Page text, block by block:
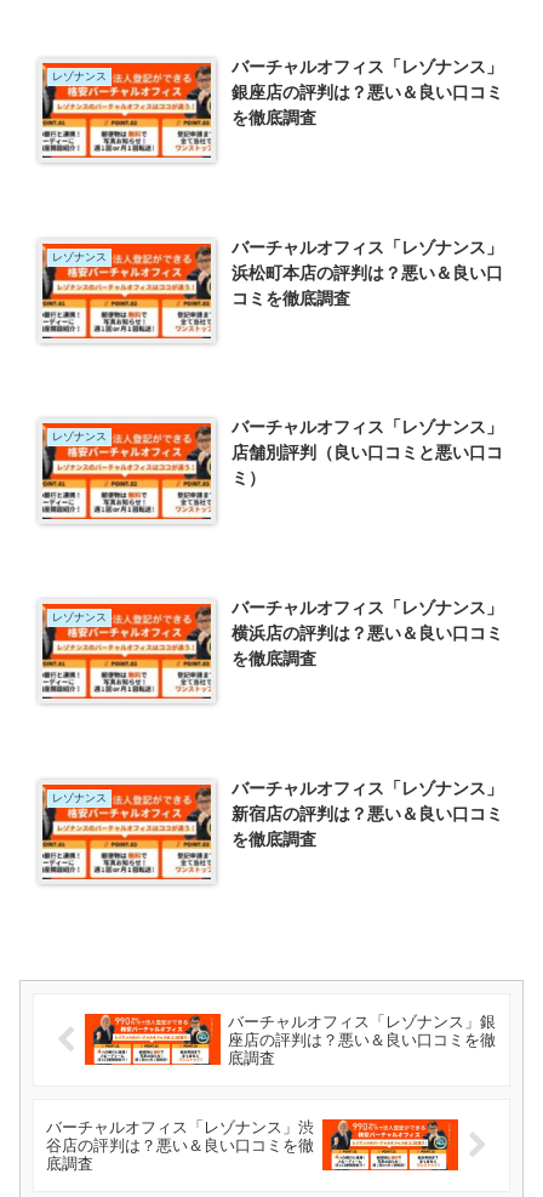
レゾナンス
バーチャルオフィス「レゾナンス」
銀座店の評判は？悪い＆良い口コミ
を徹底調査
レゾナンス
バーチャルオフィス「レゾナンス」
浜松町本店の評判は？悪い＆良い口
コミを徹底調査
レゾナンス
バーチャルオフィス「レゾナンス」
店舗別評判（良い口コミと悪い口コ
ミ）
レゾナンス
バーチャルオフィス「レゾナンス」
横浜店の評判は？悪い＆良い口コミ
を徹底調査
レゾナンス
バーチャルオフィス「レゾナンス」
新宿店の評判は？悪い＆良い口コミ
を徹底調査
バーチャルオフィス「レゾナンス」銀
座店の評判は？悪い＆良い口コミを徹
底調査
バーチャルオフィス「レゾナンス」渋
谷店の評判は？悪い＆良い口コミを徹
底調査